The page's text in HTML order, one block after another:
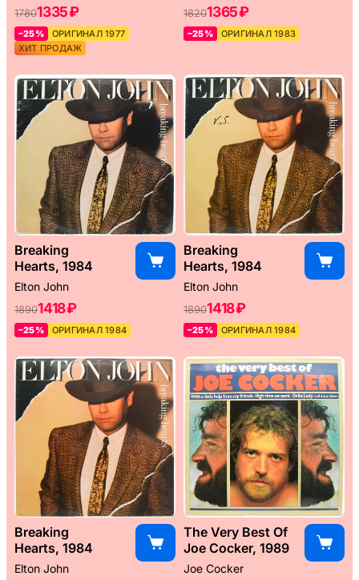
17801335 ₽
–25%
ОРИГИНАЛ 1977
ХИТ ПРОДАЖ
18201365 ₽
–25% ОРИГИНАЛ 1983
Breaking
Hearts, 1984
Elton John
18901418 ₽
–25% ОРИГИНАЛ 1984
Breaking
Hearts, 1984
Elton John
18901418 ₽
–25% ОРИГИНАЛ 1984
Breaking
Hearts, 1984
Elton John
The Very Best Of
Joe Cocker, 1989
Joe Cocker